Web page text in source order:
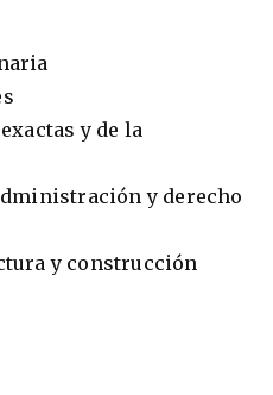
y de la
y derecho
y construcción